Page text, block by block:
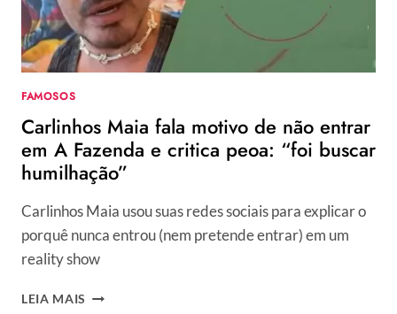
DOMÉSTICO:
“CULPA
E
VERGONHA”
FAMOSOS
Carlinhos Maia fala motivo de não entrar
em A Fazenda e critica peoa: “foi buscar
humilhação”
Carlinhos Maia usou suas redes sociais para explicar o
porquê nunca entrou (nem pretende entrar) em um
reality show
LEIA MAIS CARLINHOS